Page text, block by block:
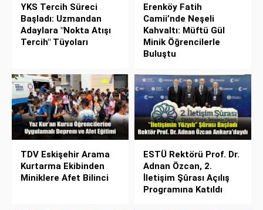
YKS Tercih Süreci
Başladı: Uzmandan
Adaylara "Nokta Atışı
Tercih" Tüyoları
Erenköy Fatih
Camii’nde Neşeli
Kahvaltı: Müftü Gül
Minik Öğrencilerle
Buluştu
TDV Eskişehir Arama
Kurtarma Ekibinden
Miniklere Afet Bilinci
ESTÜ Rektörü Prof. Dr.
Adnan Özcan, 2.
İletişim Şûrası Açılış
Programına Katıldı